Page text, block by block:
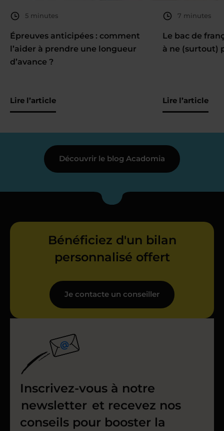
5 minutes
Épreuves anticipées : comment
l’aider à prendre une longueur
d’avance ?
Lire l’article
7 minutes
Le bac de
à ne (surtout)
Lire l’article
Découvrir le blog Acadomia
Bénéficiez d'un bilan
personnalisé offert
Je contacte un conseiller
Inscrivez-vous à notre
newsletter et recevez nos
conseils pour booster la